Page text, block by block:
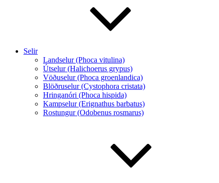
Selir
Landselur (Phoca vitulina)
Útselur (Halichoerus grypus)
Vöðuselur (Phoca groenlandica)
Blöðruselur (Cystophora cristata)
Hringanóri (Phoca hispida)
Kampselur (Erignathus barbatus)
Rostungur (Odobenus rosmarus)